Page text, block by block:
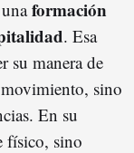
formación
. Esa
su manera de
sino
En su
físico, sino